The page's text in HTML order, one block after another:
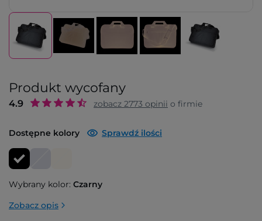
Produkt wycofany
4.9 zobacz 2773 opinii o firmie
Dostępne kolory Sprawdź ilości
Wybrany kolor: Czarny
Zobacz opis